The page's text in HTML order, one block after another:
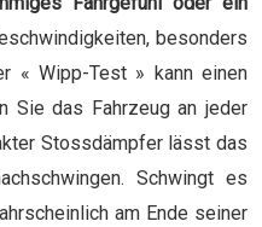
besonders
« Wipp-Test » kann einen
Sie das Fahrzeug an jeder
Stossdämpfer lässt das
Schwingt es
am Ende seiner